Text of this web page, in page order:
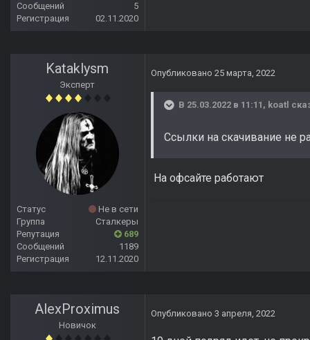
Сообщений
5
Регистрация
02.11.2020
Kataklysm
Эксперт
Статус
Не в сети
Группа
Сталкеры
Репутация
689
Сообщений
1189
Регистрация
12.11.2020
Опубликовано 25 марта, 2022
В 25.03.2022 в 11:11, koatl
Ссылки на скачивание не
На офсайте работают
AlexProximus
Новичок
Опубликовано 3 апреля, 2022